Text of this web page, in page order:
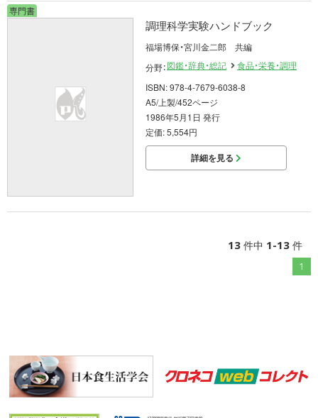
専門書
調理科学実験ハンドブック
福場博保・宮川金二郎 共編
分野：図鑑・辞典・総記
食品・栄養・調理
ISBN: 978-4-7679-6038-8
A5/上製/452ページ
1986年5月1日 発行
定価: 5,554円
詳細を見る
13件中 1-13件
1